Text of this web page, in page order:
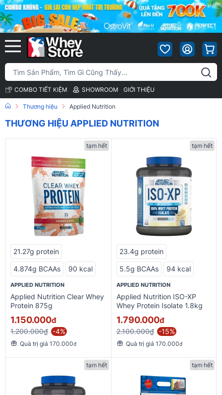
COMBO TIẾT KIỆM SHOWROOM GIỚI THIỆU
Thương hiệu Applied Nutrition
THƯƠNG HIỆU APPLIED NUTRITION
tạm hết
21.27g protein
4.874g BCAAs 90 kcal
APPLIED NUTRITION
Applied Nutrition Clear Whey
Protein 875g
1.150.000đ
1.200.000₫ -4%
Quà trị giá 170.000đ
tạm hết
23.4g protein
5.5g BCAAs 94 kcal
APPLIED NUTRITION
Applied Nutrition ISO-XP
Whey Protein Isolate 1.8kg
1.790.000đ
2.100.000₫ -15%
Quà trị giá 170.000đ
tạm hết tạm hết